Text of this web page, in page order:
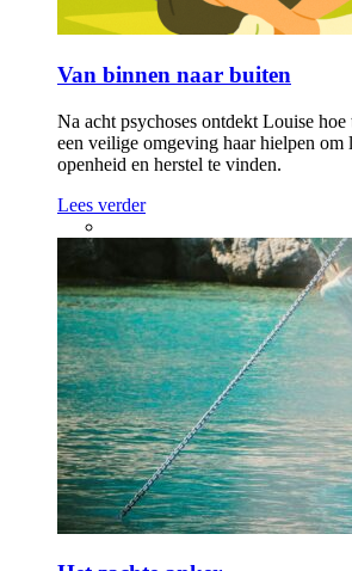
Van binnen naar buiten
Na acht psychoses ontdekt Louise
een veilige omgeving haar hielpen om
openheid en herstel te vinden.
Lees verder